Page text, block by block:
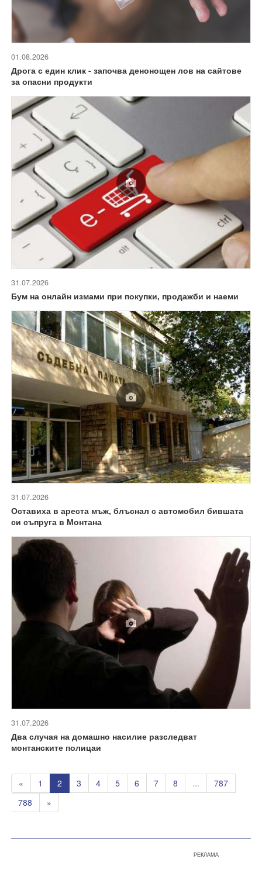
01.08.2026
Дрога с един клик - започва денонощен лов на сайтове
за опасни продукти
31.07.2026
Бум на онлайн измами при покупки, продажби и наеми
31.07.2026
Оставиха в ареста мъж, блъснал с автомобил бившата
си съпруга в Монтана
31.07.2026
Два случая на домашно насилие разследват
монтанските полицаи
« 1 2 3 4 5 6 7 8 ...
787
788
»
РЕКЛАМА